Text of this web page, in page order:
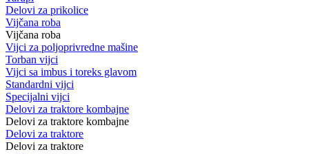
Delovi za prikolice
Vijčana roba
Vijčana roba
Vijci za poljoprivredne mašine
Torban vijci
Vijci sa imbus i toreks glavom
Standardni vijci
Specijalni vijci
Delovi za traktore kombajne
Delovi za traktore kombajne
Delovi za traktore
Delovi za traktore